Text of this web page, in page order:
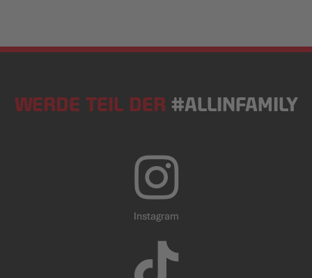
WERDE TEIL DER #ALLINFAMILY
Instagram